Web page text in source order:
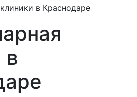
в Краснодаре
в